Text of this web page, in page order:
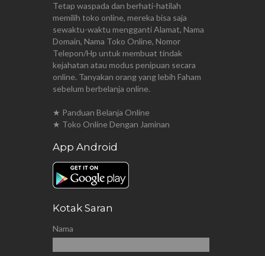
Tetap waspada dan berhati-hatilah
memilih toko online, mereka bisa saja
sewaktu-waktu mengganti Alamat, Nama
Domain, Nama Toko Online, Nomor
Telepon/Hp untuk membuat tindak
kejahatan atau modus penipuan secara
online. Tanyakan orang yang lebih Faham
sebelum berbelanja online.
★ Panduan Belanja Online
★ Toko Online Dengan Jaminan
App Android
Kotak Saran
Nama